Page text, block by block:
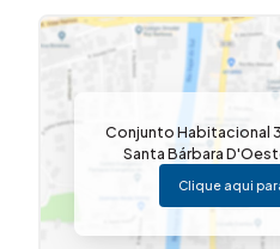
Conjunto Habitacional
Santa Bárbara
Clique aqui